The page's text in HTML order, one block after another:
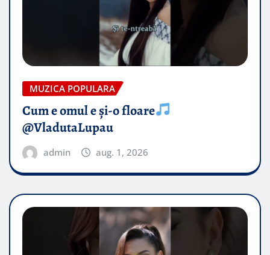
MUZICA POPULARA
Cum e omul e și-o floare
@VladutaLupau
admin aug. 1, 2026